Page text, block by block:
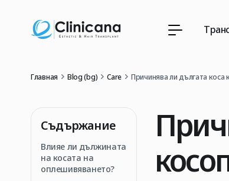
Главная Blog (bg) Care Причинява ли дългата коса
Съдържание
Влияе ли дължината
на косата на
оплешивяването?